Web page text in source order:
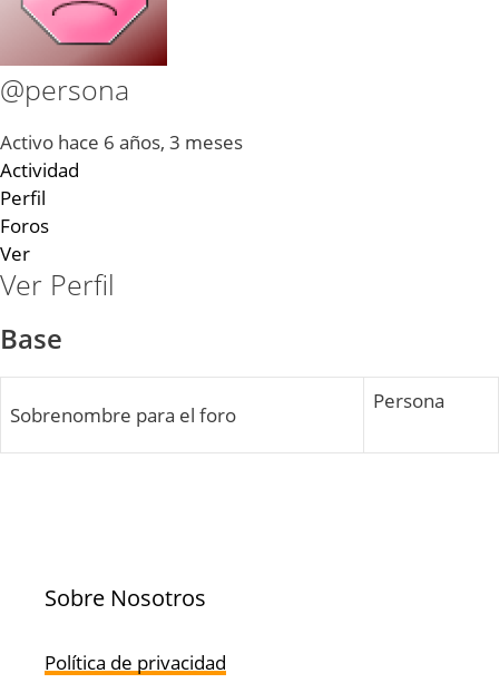
@persona
Activo hace 6 años, 3 meses
Actividad
Perfil
Foros
Ver
Ver Perfil
Base
Sobrenombre para el foro
Persona
Sobre Nosotros
Política de privacidad